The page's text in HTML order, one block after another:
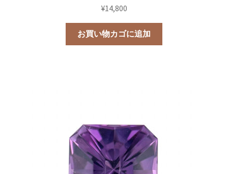
¥14,800
お買い物カゴに追加